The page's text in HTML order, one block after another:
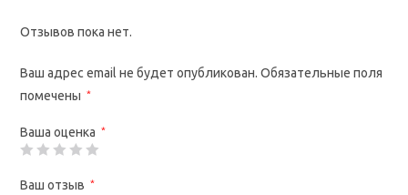
Отзывов пока нет.
Ваш адрес email не будет опубликован. Обязательные поля
помечены
*
Ваша оценка *
Ваш отзыв *